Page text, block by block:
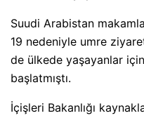
Suudi Arabistan
19 nedeniyle umre
de ülkede yaşayanlar
başlatmıştı.
İçişleri Bakanlığı